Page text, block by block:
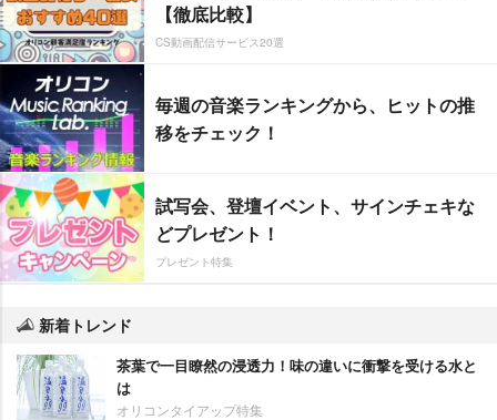
【徹底比較】
CS動画配信サービス20選
毎週の音楽ランキングから、ヒットの推
移をチェック！
試写会、登壇イベント、サインチェキな
どプレゼント！
プレゼント特集
新着トレンド
茶葉で一目瞭然の浸透力！味の違いに衝撃を受ける水と
は
オリコンタイアップ特集